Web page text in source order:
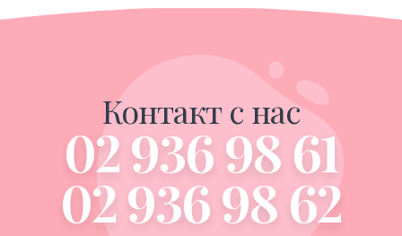
Контакт с нас
02 936 98 61
02 936 98 62